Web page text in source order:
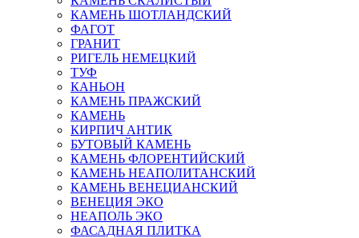
КАМЕНЬ ШОТЛАНДСКИЙ
ФАГОТ
ГРАНИТ
РИГЕЛЬ НЕМЕЦКИЙ
ТУФ
КАНЬОН
КАМЕНЬ ПРАЖСКИЙ
КАМЕНЬ
КИРПИЧ АНТИК
БУТОВЫЙ КАМЕНЬ
КАМЕНЬ ФЛОРЕНТИЙСКИЙ
КАМЕНЬ НЕАПОЛИТАНСКИЙ
КАМЕНЬ ВЕНЕЦИАНСКИЙ
ВЕНЕЦИЯ ЭКО
НЕАПОЛЬ ЭКО
ФАСАДНАЯ ПЛИТКА